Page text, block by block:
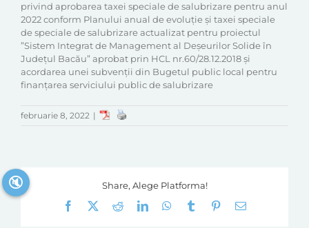
privind aprobarea taxei speciale de salubrizare pentru anul
2022 conform Planului anual de evoluție și taxei speciale
de speciale de salubrizare actualizat pentru proiectul
”Sistem Integrat de Management al Deșeurilor Solide în
Județul Bacău” aprobat prin HCL nr.60/28.12.2018 și
acordarea unei subvenții din Bugetul public local pentru
finanțarea serviciului public de salubrizare
februarie 8, 2022 |
Share, Alege Platforma!
Facebook
RedditLinkedInWhatsApp
Tumblr Pinterest
E-
🔇